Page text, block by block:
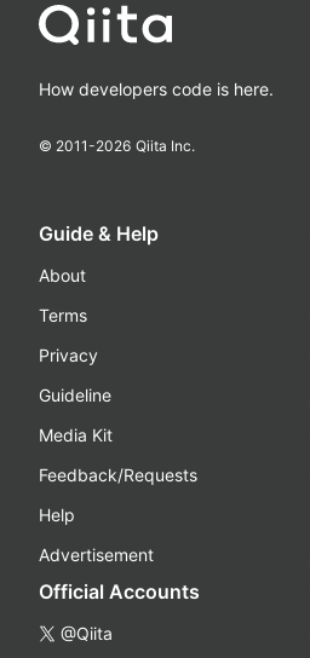
How developers code is here.
© 2011-2026 Qiita Inc.
Guide & Help
About
Terms
Privacy
Guideline
Media Kit
Feedback/Requests
Help
Advertisement
Official Accounts
@Qiita